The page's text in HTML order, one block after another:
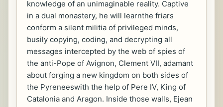
knowledge of an unimaginable reality. Captive
in a dual monastery, he will learnthe friars
conform a silent militia of privileged minds,
busily copying, coding, and decrypting all
messages intercepted by the web of spies of
the anti-Pope of Avignon, Clement VII, adamant
about forging a new kingdom on both sides of
the Pyreneeswith the help of Pere IV, King of
Catalonia and Aragon. Inside those walls, Ejean